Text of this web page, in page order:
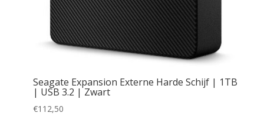
Seagate Expansion Externe Harde Schijf | 1TB
| USB 3.2 | Zwart
€112,50